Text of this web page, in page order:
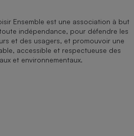
Ensemble est une association à but
indépendance, pour défendre les
et des usagers, et promouvoir une
accessible et respectueuse des
et environnementaux.